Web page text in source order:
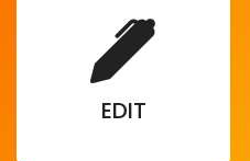
EDIT